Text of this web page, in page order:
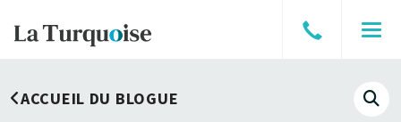
courtier
ACCUEIL DU BLOGUE